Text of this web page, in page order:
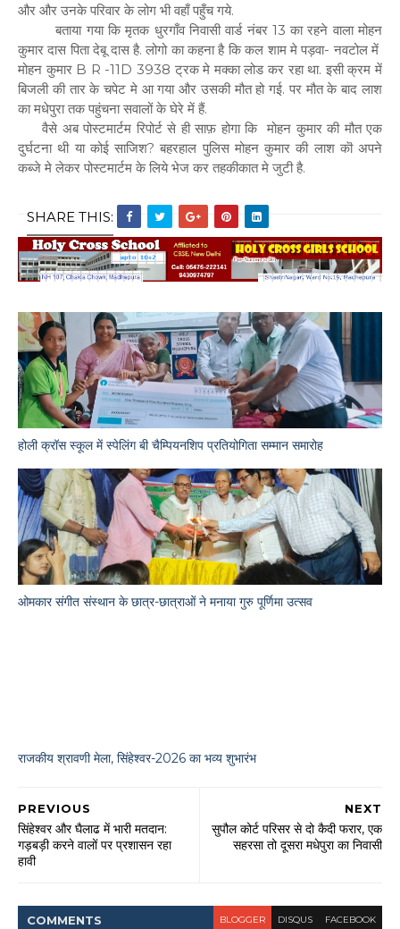
और और उनके परिवार के लोग भी वहाँ पहुँच गये.
बताया गया कि मृतक धुरगाँव निवासी वार्ड नंबर 13 का रहने वाला मोहन
कुमार दास पिता देबू दास है. लोगो का कहना है कि कल शाम मे पड़वा- नवटोल में
मोहन कुमार B R -11D 3938 ट्रक मे मक्का लोड कर रहा था. इसी क्रम में
बिजली की तार के चपेट मे आ गया और उसकी मौत हो गई. पर मौत के बाद लाश
का मधेपुरा तक पहुंचना सवालों के घेरे में हैं.
वैसे अब पोस्टमार्टम रिपोर्ट से ही साफ़ होगा कि मोहन कुमार की मौत एक
दुर्घटना थी या कोई साजिश? बहरहाल पुलिस मोहन कुमार की लाश कॊ अपने
कब्जे मे लेकर पोस्टमार्टम के लिये भेज कर तहकीकात मे जुटी है.
SHARE THIS:
होली क्रॉस स्कूल में स्पेलिंग बी चैम्पियनशिप प्रतियोगिता सम्मान समारोह
ओमकार संगीत संस्थान के छात्र-छात्राओं ने मनाया गुरु पूर्णिमा उत्सव
राजकीय श्रावणी मेला, सिंहेश्वर-2026 का भव्य शुभारंभ
NEXT
सुपौल कोर्ट परिसर से दो कैदी फरार, एक
सहरसा तो दूसरा मधेपुरा का निवासी
PREVIOUS
सिंहेश्वर और घैलाढ में भारी मतदान:
गड़बड़ी करने वालों पर प्रशासन रहा
हावी
COMMENTS BLOGGER DISQUS FACEBOOK